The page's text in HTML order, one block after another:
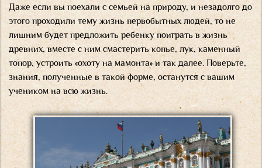
Даже если вы поехали с семьей на природу, и незадолго до
этого проходили тему жизнь первобытных людей, то не
лишним будет предложить ребенку поиграть в жизнь
древних, вместе с ним смастерить копье, лук, каменный
топор, устроить «охоту на мамонта» и так далее. Поверьте,
знания, полученные в такой форме, останутся с вашим
учеником на всю жизнь.